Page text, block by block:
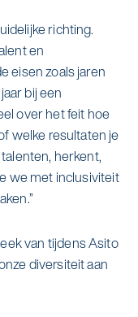
richting.
en
eisen zoals jaren
bij een
over het feit hoe
welke resultaten je
herkent,
we met inclusiviteit
van tijdens Asito
diversiteit aan